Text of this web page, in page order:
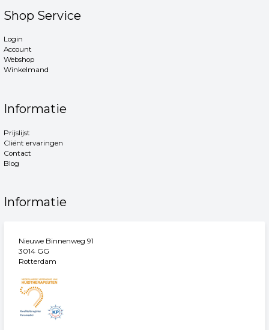
Shop Service
Login
Account
Webshop
Winkelmand
Informatie
Prijslijst
Cliënt ervaringen
Contact
Blog
Informatie
Nieuwe Binnenweg 91
3014 GG
Rotterdam